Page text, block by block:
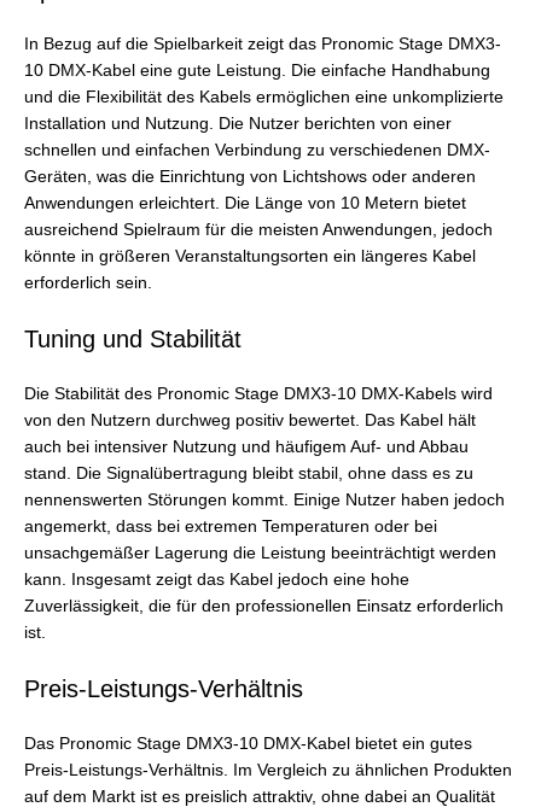
In Bezug auf die Spielbarkeit zeigt das Pronomic Stage DMX3-
10 DMX-Kabel eine gute Leistung. Die einfache Handhabung
und die Flexibilität des Kabels ermöglichen eine unkomplizierte
Installation und Nutzung. Die Nutzer berichten von einer
schnellen und einfachen Verbindung zu verschiedenen DMX-
Geräten, was die Einrichtung von Lichtshows oder anderen
Anwendungen erleichtert. Die Länge von 10 Metern bietet
ausreichend Spielraum für die meisten Anwendungen, jedoch
könnte in größeren Veranstaltungsorten ein längeres Kabel
erforderlich sein.
Tuning und Stabilität
Die Stabilität des Pronomic Stage DMX3-10 DMX-Kabels wird
von den Nutzern durchweg positiv bewertet. Das Kabel hält
auch bei intensiver Nutzung und häufigem Auf- und Abbau
stand. Die Signalübertragung bleibt stabil, ohne dass es zu
nennenswerten Störungen kommt. Einige Nutzer haben jedoch
angemerkt, dass bei extremen Temperaturen oder bei
unsachgemäßer Lagerung die Leistung beeinträchtigt werden
kann. Insgesamt zeigt das Kabel jedoch eine hohe
Zuverlässigkeit, die für den professionellen Einsatz erforderlich
ist.
Preis-Leistungs-Verhältnis
Das Pronomic Stage DMX3-10 DMX-Kabel bietet ein gutes
Preis-Leistungs-Verhältnis. Im Vergleich zu ähnlichen Produkten
auf dem Markt ist es preislich attraktiv, ohne dabei an Qualität